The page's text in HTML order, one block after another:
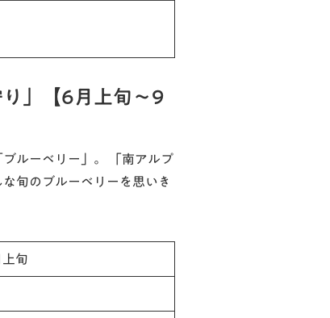
」【6月上旬～9
ルーベリー」。 「南アルプ
旬のブルーベリーを思いき
旬